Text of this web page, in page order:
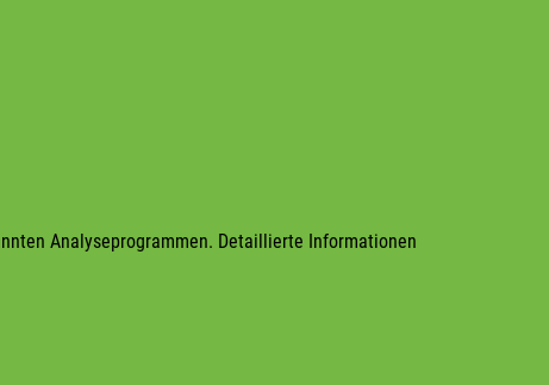
Analyseprogrammen. Detaillierte Informationen